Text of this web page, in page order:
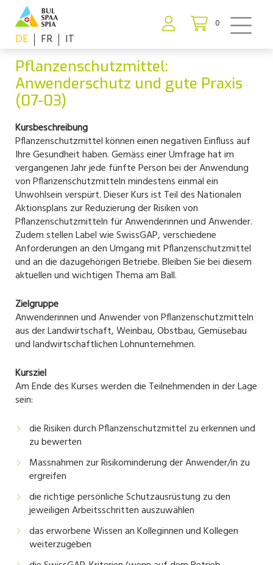
0
DE FR IT
Pflanzenschutzmittel:
Anwenderschutz und gute Praxis
(07-03)
Kursbeschreibung
Pflanzenschutzmittel können einen negativen Einfluss auf
Ihre Gesundheit haben. Gemäss einer Umfrage hat im
vergangenen Jahr jede fünfte Person bei der Anwendung
von Pflanzenschutzmitteln mindestens einmal ein
Unwohlsein verspürt. Dieser Kurs ist Teil des Nationalen
Aktionsplans zur Reduzierung der Risiken von
Pflanzenschutzmitteln für Anwenderinnen und Anwender.
Zudem stellen Label wie SwissGAP, verschiedene
Anforderungen an den Umgang mit Pflanzenschutzmittel
und an die dazugehörigen Betriebe. Bleiben Sie bei diesem
aktuellen und wichtigen Thema am Ball.
Zielgruppe
Anwenderinnen und Anwender von Pflanzenschutzmitteln
aus der Landwirtschaft, Weinbau, Obstbau, Gemüsebau
und landwirtschaftlichen Lohnunternehmen.
Kursziel
Am Ende des Kurses werden die Teilnehmenden in der Lage
sein:
die Risiken durch Pflanzenschutzmittel zu erkennen und
zu bewerten
Massnahmen zur Risikominderung der Anwender/in zu
ergreifen
die richtige persönliche Schutzausrüstung zu den
jeweiligen Arbeitsschritten auszuwählen
das erworbene Wissen an Kolleginnen und Kollegen
weiterzugeben